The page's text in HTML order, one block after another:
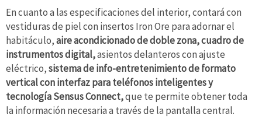
En cuanto a las especificaciones del interior, contará con
vestiduras de piel con insertos Iron Ore para adornar el
habitáculo,aire acondicionado de doble zona, cuadro de
instrumentos digital,asientos delanteros con ajuste
eléctrico,sistema de info-entretenimiento de formato
vertical con interfaz para teléfonos inteligentes y
tecnología Sensus Connect,que te permite obtener toda
la información necesaria a través de la pantalla central.